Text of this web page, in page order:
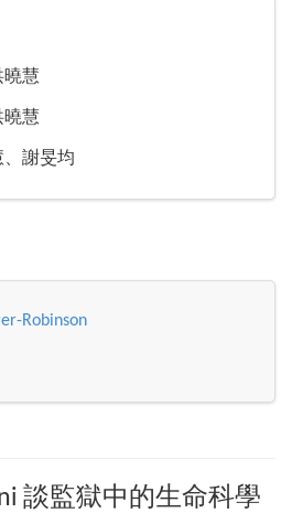
曉慧
曉慧
謝旻均
Robinson
談監獄中的生命科學